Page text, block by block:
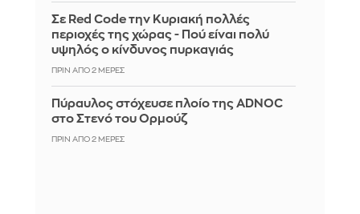
Σε Red Code την Κυριακή πολλές
περιοχές της χώρας - Πού είναι πολύ
υψηλός ο κίνδυνος πυρκαγιάς
ΠΡΙΝ ΑΠΌ 2 ΜΈΡΕΣ
Πύραυλος στόχευσε πλοίο της ADNOC
στο Στενό του Ορμούζ
ΠΡΙΝ ΑΠΌ 2 ΜΈΡΕΣ